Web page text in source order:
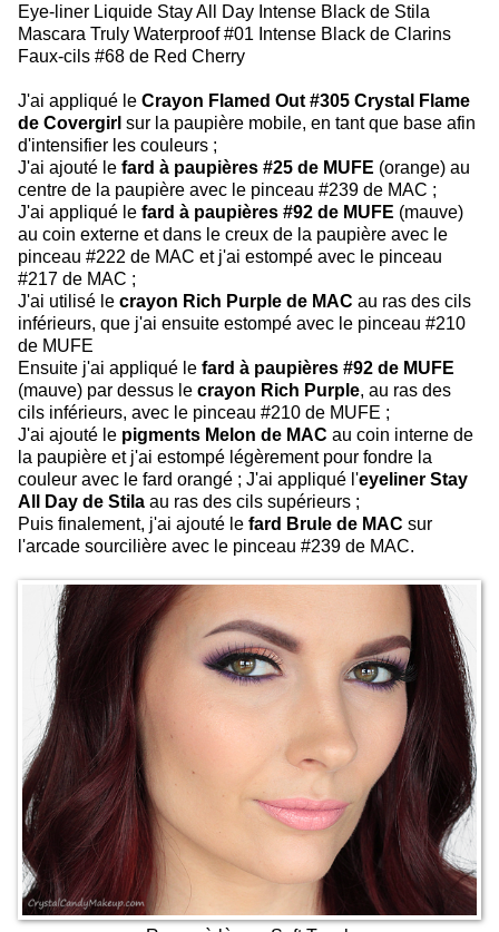
Eye-liner Liquide Stay All Day Intense Black de Stila
Mascara Truly Waterproof #01 Intense Black de Clarins
Faux-cils #68 de Red Cherry
J'ai appliqué le Crayon Flamed Out #305 Crystal Flame
de Covergirl sur la paupière mobile, en tant que base afin
d'intensifier les couleurs ;
J'ai ajouté le fard à paupières #25 de MUFE (orange) au
centre de la paupière avec le pinceau #239 de MAC ;
J'ai appliqué le fard à paupières #92 de MUFE (mauve)
au coin externe et dans le creux de la paupière avec le
pinceau #222 de MAC et j'ai estompé avec le pinceau
#217 de MAC ;
J'ai utilisé le crayon Rich Purple de MAC au ras des cils
inférieurs, que j'ai ensuite estompé avec le pinceau #210
de MUFE
Ensuite j'ai appliqué le fard à paupières #92 de MUFE
(mauve) par dessus le crayon Rich Purple, au ras des
cils inférieurs, avec le pinceau #210 de MUFE ;
J'ai ajouté le pigments Melon de MAC au coin interne de
la paupière et j'ai estompé légèrement pour fondre la
couleur avec le fard orangé ; J'ai appliqué l'eyeliner Stay
All Day de Stila au ras des cils supérieurs ;
Puis finalement, j'ai ajouté le fard Brule de MAC sur
l'arcade sourcilière avec le pinceau #239 de MAC.